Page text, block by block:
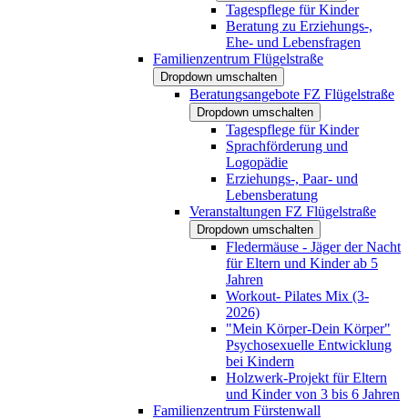
Tagespflege für Kinder
Beratung zu Erziehungs-,
Ehe- und Lebensfragen
Familienzentrum Flügelstraße
Dropdown umschalten
Beratungsangebote FZ Flügelstraße
Dropdown umschalten
Tagespflege für Kinder
Sprachförderung und
Logopädie
Erziehungs-, Paar- und
Lebensberatung
Veranstaltungen FZ Flügelstraße
Dropdown umschalten
Fledermäuse - Jäger der Nacht
für Eltern und Kinder ab 5
Jahren
Workout- Pilates Mix (3-
2026)
"Mein Körper-Dein Körper"
Psychosexuelle Entwicklung
bei Kindern
Holzwerk-Projekt für Eltern
und Kinder von 3 bis 6 Jahren
Familienzentrum Fürstenwall